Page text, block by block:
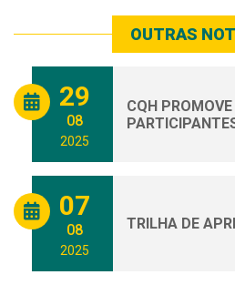
OUTRAS
29
08
2025
CQH
07
08
2025
TRILHA DE